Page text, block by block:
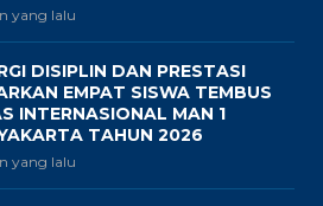
yang lalu
DISIPLIN DAN PRESTASI
EMPAT SISWA TEMBUS
INTERNASIONAL MAN 1
TAHUN 2026
yang lalu